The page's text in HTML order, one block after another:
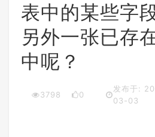
表中的某些字
另外一张已存
中呢？
3798 0
发布于:
03-03